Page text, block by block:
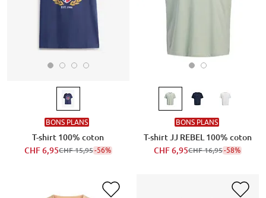
BONS PLANS
T-shirt 100% coton
CHF 6,95CHF 15,95-56%
BONS PLANS
T-shirt JJ REBEL 100% coton
CHF 6,95CHF 16,95-58%